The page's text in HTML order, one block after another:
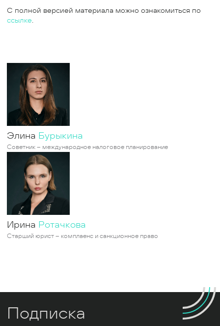
С полной версией материала можно ознакомиться по
ссылке.
Элина Бурыкина
Советник – международное налоговое планирование
Ирина Ротачкова
Старший юрист – комплаенс и санкционное право
Подписка